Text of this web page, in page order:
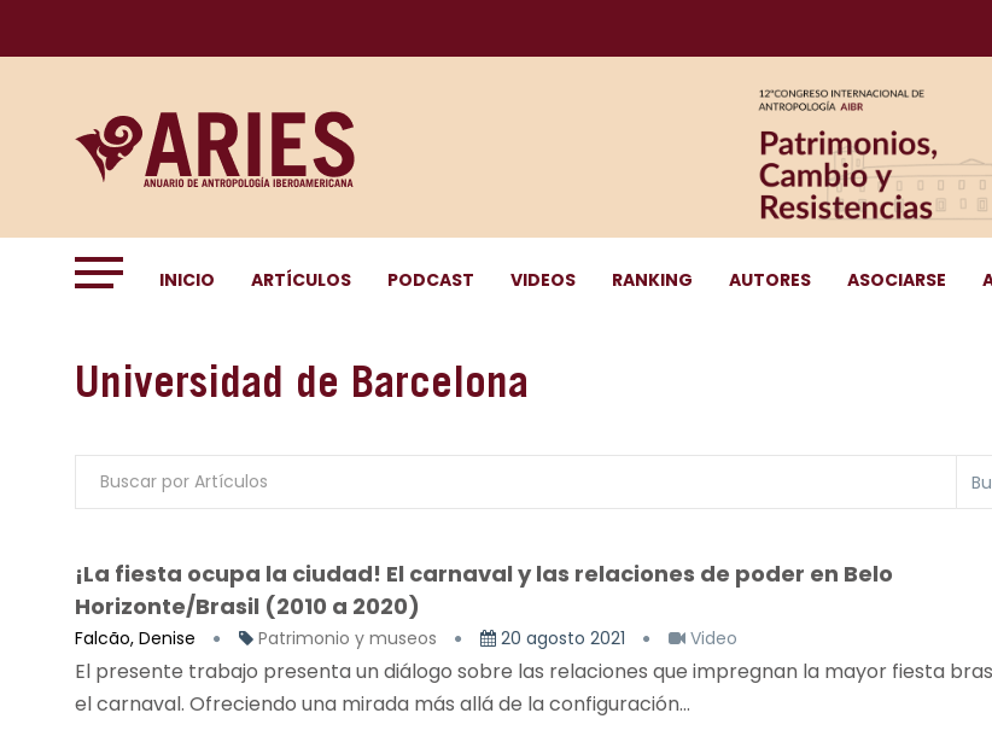
INICIO ARTÍCULOS PODCAST VIDEOS RANKING AUTORES ASOCIARSE
Universidad de Barcelona
¡La fiesta ocupa la ciudad! El carnaval y las relaciones de poder en Belo
Horizonte/Brasil (2010 a 2020)
Falcão, Denise Patrimonio y museos 20 agosto 2021 Video
El presente trabajo presenta un diálogo sobre las relaciones que impregnan la mayor fiesta
el carnaval. Ofreciendo una mirada más allá de la configuración...